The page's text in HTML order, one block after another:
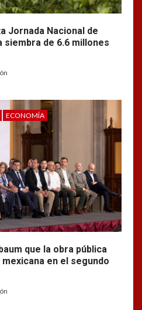
Jornada Nacional de
siembra de 6.6 millones
ECONOMÍA
que la obra pública
en el segundo